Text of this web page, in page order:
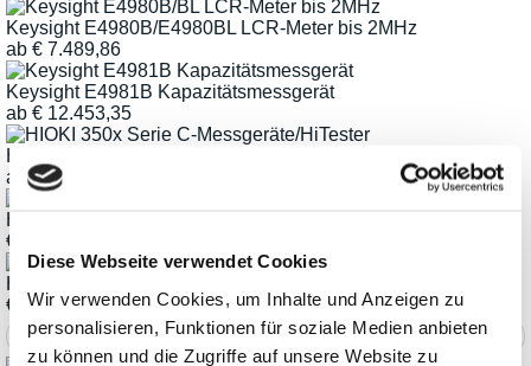
Diese Webseite verwendet Cookies
Wir verwenden Cookies, um Inhalte und Anzeigen zu
personalisieren, Funktionen für soziale Medien anbieten
zu können und die Zugriffe auf unsere Website zu
Keysight E4980B/E4980BL LCR-Meter bis 2MHz
ab € 7.489,86
Keysight E4981B Kapazitätsmessgerät
ab € 12.453,35
HIOKI 350x Serie C-Messgeräte/Tester
ab€ 2.841,72
HIOKI BT4560-50 Batterie-Impedanz-Messgerät
€
HIOKI IM3570 Impedanz-Analysator
€
10.826,62